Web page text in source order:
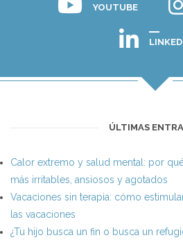
YOUTUBE
ÚLTIMAS
Calor extremo y salud mental: por
más irritables, ansiosos y agotados
Vacaciones sin terapia: cómo
las vacaciones
¿Tu hijo busca un fin o busca un